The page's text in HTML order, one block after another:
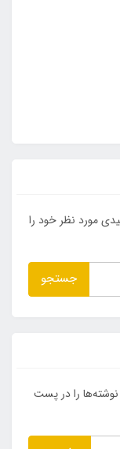
مورد نظر خود را
جستجو
را در پست